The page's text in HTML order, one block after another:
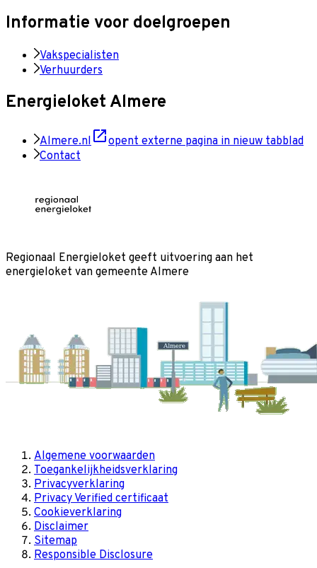
Informatie voor doelgroepen
Vakspecialisten
Verhuurders
Energieloket Almere
Almere.nl
opent externe pagina in nieuw tabblad
Contact
Regionaal Energieloket geeft uitvoering aan het
energieloket van gemeente Almere
Algemene voorwaarden
Toegankelijkheidsverklaring
Privacyverklaring
Privacy Verified certificaat
Cookieverklaring
Disclaimer
Sitemap
Responsible Disclosure